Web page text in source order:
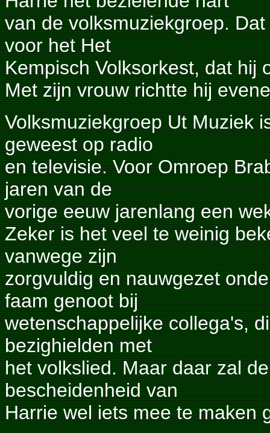
van de volksmuziekgroep.
voor het Het
Kempisch Volksorkest, dat hij
Met zijn vrouw richtte hij
Volksmuziekgroep Ut Muziek
geweest op radio
en televisie. Voor Omroep
jaren van de
vorige eeuw jarenlang een
Zeker is het veel te weinig
vanwege zijn
zorgvuldig en nauwgezet
faam genoot bij
wetenschappelijke collega's,
bezighielden met
het volkslied. Maar daar zal
bescheidenheid van
Harrie wel iets mee te maken